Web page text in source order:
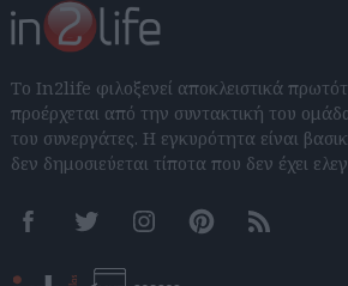
Το In2life φιλοξενεί αποκλειστικά
προέρχεται από την συντακτική του
του συνεργάτες. Η εγκυρότητα είναι
δεν δημοσιεύεται τίποτα που δεν έχει
FacebookTwitter InstagramPinterestRSS feeds